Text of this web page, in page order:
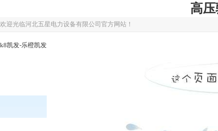
高
欢迎光临河北五星电力设备有限公司官方网站！
k8凯发-乐橙凯发